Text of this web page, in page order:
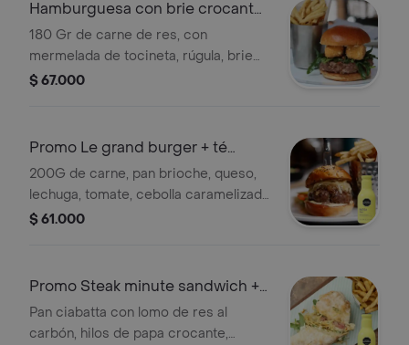
Hamburguesa con brie crocante
trufado
180 Gr de carne de res, con
mermelada de tocineta, rúgula, brie
crocante y aceite de trufa
$ 67.000
Promo Le grand burger + té
hatsu
200G de carne, pan brioche, queso,
lechuga, tomate, cebolla caramelizada
y pepinillos acompañado de un té
$ 61.000
Promo Steak minute sandwich +
Té Hatsu
Pan ciabatta con lomo de res al
carbón, hilos de papa crocante,